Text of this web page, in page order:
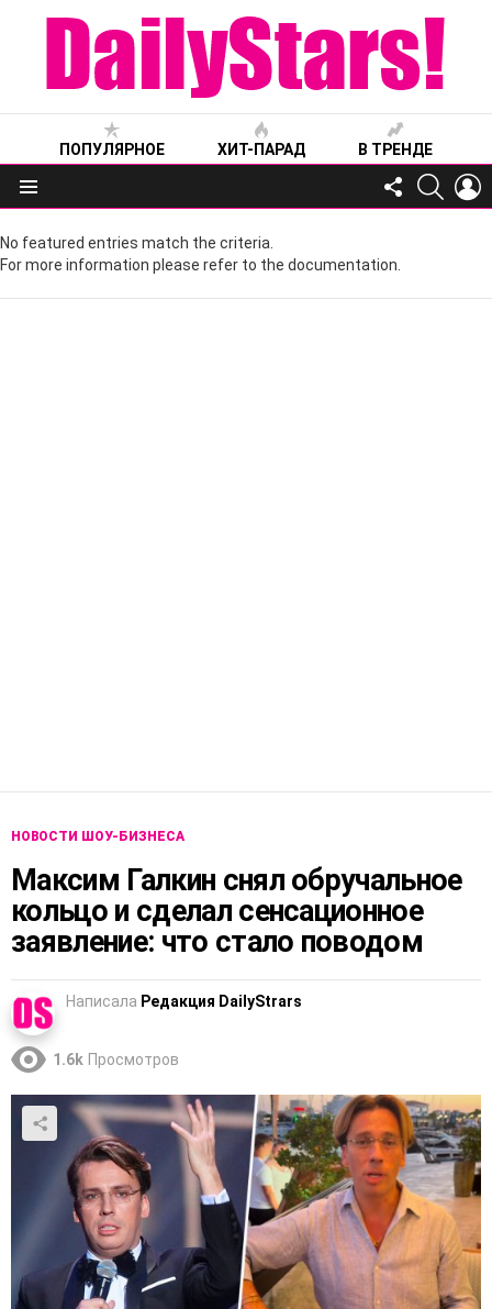
ПОПУЛЯРНОЕ ХИТ-ПАРАД В ТРЕНДЕ
Меню
FOLLOW
US
No featured entries match the criteria.
For more information please refer to the documentation.
НОВОСТИ ШОУ-БИЗНЕСА
Максим Галкин снял обручальное
кольцо и сделал сенсационное
заявление: что стало поводом
Написала Редакция DailyStrars
1.6k Просмотров